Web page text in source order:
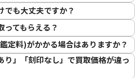
でも大丈夫ですか？
ってもらえる？
定料)がかかる場合はありますか？
り」「刻印なし」で買取価格が違っ